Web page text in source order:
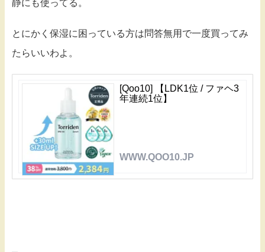
静にも使ってる。
とにかく保湿に困っている方は問答無用で一度買ってみ
たらいいわよ。
[Qoo10] 【LDK1位 / ファヘ3
年連続1位】
WWW.QOO10.JP